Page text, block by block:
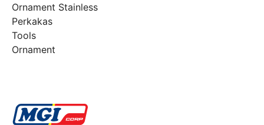
Ornament Stainless
Perkakas
Tools
Ornament